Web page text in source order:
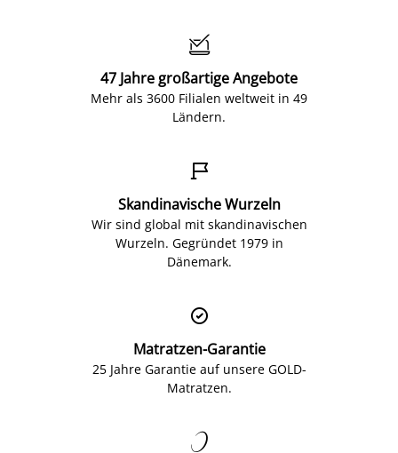

47 Jahre großartige Angebote
Mehr als 3600 Filialen weltweit in 49
Ländern.

Skandinavische Wurzeln
Wir sind global mit skandinavischen
Wurzeln. Gegründet 1979 in
Dänemark.

Matratzen-Garantie
25 Jahre Garantie auf unsere GOLD-
Matratzen.
